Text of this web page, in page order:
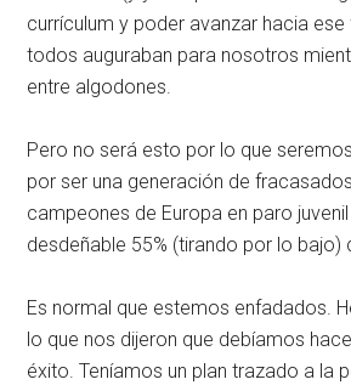
currículum y poder avanzar hacia ese
todos auguraban para nosotros
entre algodones.
Pero no será esto por lo que
por ser una generación de
campeones de Europa en paro
desdeñable 55% (tirando por lo bajo)
Es normal que estemos enfadados.
lo que nos dijeron que debíamos
éxito. Teníamos un plan trazado a la